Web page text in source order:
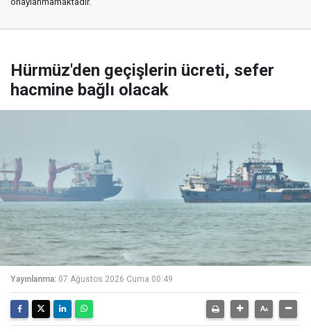
Hürmüz'den geçişlerin ücreti, sefer
hacmine bağlı olacak
Yayınlanma: 07 Ağustos 2026 Cuma 00:49